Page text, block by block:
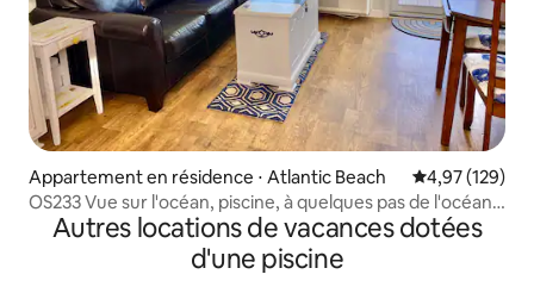
Appartement en résidence ⋅ Atlantic Beach Évaluation
4,97 (129)
OS233 Vue sur l'océan, piscine, à quelques pas de l'océan,
wd sur place
Autres locations de vacances dotées
d'une piscine